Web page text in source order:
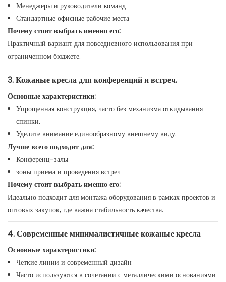
Менеджеры и руководители команд
Стандартные офисные рабочие места
Почему стоит выбрать именно его:
Практичный вариант для повседневного использования при
ограниченном бюджете.
3. Кожаные кресла для конференций и встреч.
Основные характеристики:
Упрощенная конструкция, часто без механизма откидывания
спинки.
Уделите внимание единообразному внешнему виду.
Лучше всего подходит для:
Конференц-залы
зоны приема и проведения встреч
Почему стоит выбрать именно его:
Идеально подходит для монтажа оборудования в рамках проектов и
оптовых закупок, где важна стабильность качества.
4. Современные минималистичные кожаные кресла
Основные характеристики:
Четкие линии и современный дизайн
Часто используются в сочетании с металлическими основаниями